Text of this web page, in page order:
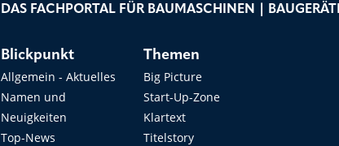
DAS FACHPORTAL FÜR BAUMASCHINEN |
Blickpunkt
Allgemein - Aktuelles
Namen und
Neuigkeiten
Top-News
Themen
Big Picture
Start-Up-Zone
Klartext
Titelstory